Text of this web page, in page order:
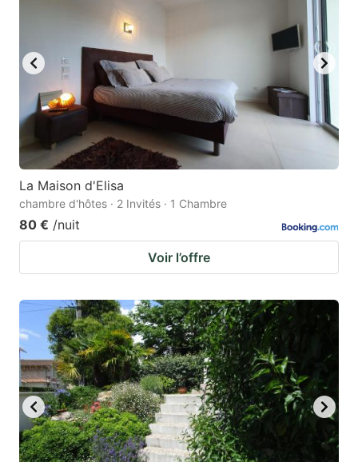
La Maison d'Elisa
chambre d'hôtes · 2 Invités · 1 Chambre
80 € /nuit
Voir l’offre